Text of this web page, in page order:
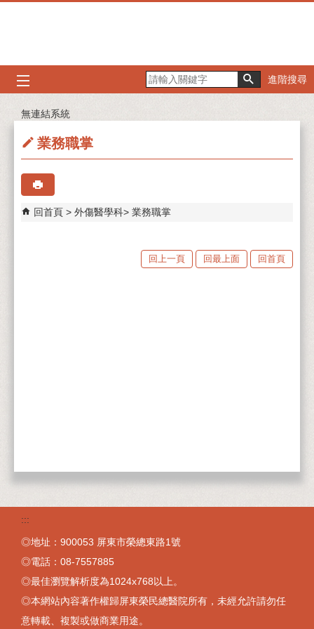
進階搜尋
無連結系統
業務職掌
回首頁 外傷醫學科 業務職掌
回上一頁 回最上面 回首頁
:::
◎地址：900053 屏東市榮總東路1號
◎電話：08-7557885
◎最佳瀏覽解析度為1024x768以上。
◎本網站內容著作權歸屏東榮民總醫院所有，未經允許請勿任
意轉載、複製或做商業用途。